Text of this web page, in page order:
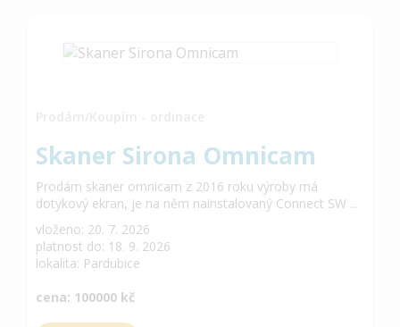
Skaner Sirona Omnicam
Prodám skaner omnicam z 2016 roku výroby má
dotykový ekran, je na něm nainstalovaný Connect SW ...
vloženo: 20. 7. 2026
platnost do: 18. 9. 2026
lokalita: Pardubice
cena: 100000 kč